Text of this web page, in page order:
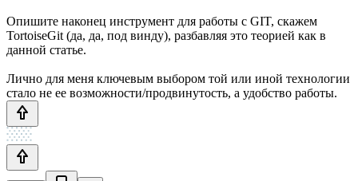
Опишите наконец инструмент для работы с GIT, скажем
TortoiseGit (да, да, под винду), разбавляя это теорией как в
данной статье.
Лично для меня ключевым выбором той или иной технологии
стало не ее возможности/продвинутость, а удобство работы.